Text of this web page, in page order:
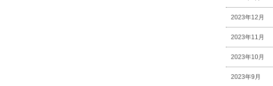
2023年12月
2023年11月
2023年10月
2023年9月